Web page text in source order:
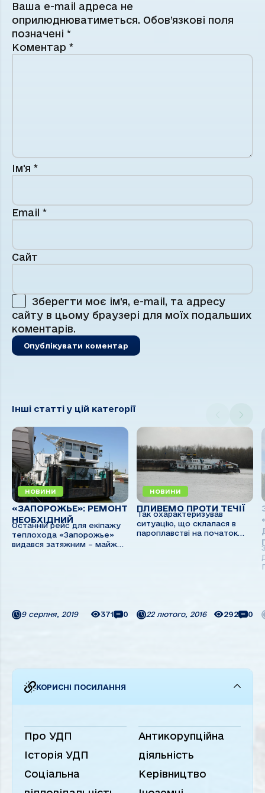
Ваша e-mail адреса не
оприлюднюватиметься. Обов’язкові поля
позначені *
Коментар *
Ім'я *
Email *
Сайт
Зберегти моє ім'я, e-mail, та адресу
сайту в цьому браузері для моїх подальших
коментарів.
Інші статті у цій категорії
НОВИНИ
«ЗАПОРОЖЬЕ»: РЕМОНТ
НЕОБХІДНИЙ
Останній рейс для екіпажу
теплохода «Запорожье»
видався затяжним – майже
порти Рені, Галац,
Чорнавода, Комарно, ...
9 серпня, 2019 371 0
НОВИНИ
ПЛИВЕМО ПРОТИ ТЕЧІЇ
Так охарактеризував
ситуацію, що склалася в
пароплавстві на початок
2015 року, ...
22 лютого, 2016 292 0
КОРИСНІ ПОСИЛАННЯ
Про УДП
Історія УДП
Соціальна
Антикорупційна
діяльність
Керівництво